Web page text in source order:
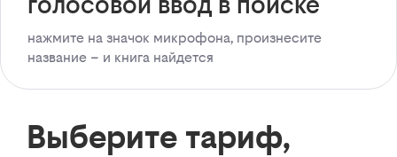
нажмите на значок микрофона, произнесите
название – и книга найдется
Выберите тариф,